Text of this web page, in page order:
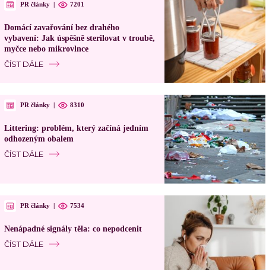
PR články 7201
Domácí zavařování bez drahého
vybavení: Jak úspěšně sterilovat v troubě,
myčce nebo mikrovlnce
ČÍST DÁLE
PR články 8310
Littering: problém, který začíná jedním
odhozeným obalem
ČÍST DÁLE
PR články 7534
Nenápadné signály těla: co nepodcenit
ČÍST DÁLE